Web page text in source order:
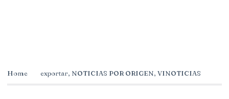
Home exportar, NOTICIAS POR ORIGEN, VINOTICIAS